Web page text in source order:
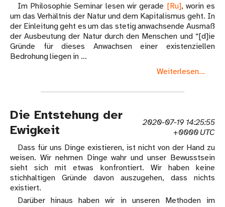
Im Philosophie Seminar lesen wir gerade [Ru], worin es
um das Verhältnis der Natur und dem Kapitalismus geht. In
der Einleitung geht es um das stetig anwachsende Ausmaß
der Ausbeutung der Natur durch den Menschen und “[d]ie
Gründe für dieses Anwachsen einer existenziellen
Bedrohung liegen in …
Weiterlesen...
Die Entstehung der
Ewigkeit
2020-07-19 14:25:55
+0000 UTC
Dass für uns Dinge existieren, ist nicht von der Hand zu
weisen. Wir nehmen Dinge wahr und unser Bewusstsein
sieht sich mit etwas konfrontiert. Wir haben keine
stichhaltigen Gründe davon auszugehen, dass nichts
existiert.
Darüber hinaus haben wir in unseren Methoden im